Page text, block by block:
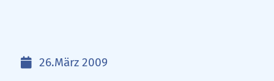
26.März 2009